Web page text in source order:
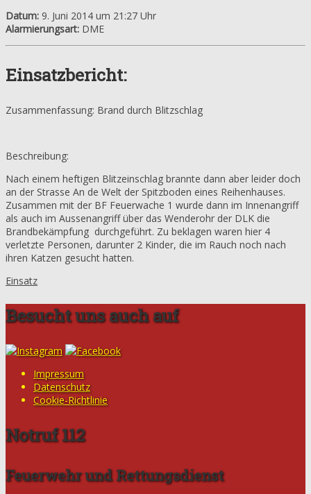
Datum: 9. Juni 2014 um 21:27 Uhr
Alarmierungsart: DME
Einsatzbericht:
Zusammenfassung: Brand durch Blitzschlag
Beschreibung:
Nach einem heftigen Blitzeinschlag brannte dann aber leider doch
an der Strasse An de Welt der Spitzboden eines Reihenhauses.
Zusammen mit der BF Feuerwache 1 wurde dann im Innenangriff
als auch im Aussenangriff über das Wenderohr der DLK die
Brandbekämpfung durchgeführt. Zu beklagen waren hier 4
verletzte Personen, darunter 2 Kinder, die im Rauch noch nach
ihren Katzen gesucht hatten.
Einsatz
Besucht uns auch auf
Impressum
Datenschutz
Cookie-Richtlinie
Notruf 112
Feuerwehr und Rettungsdienst